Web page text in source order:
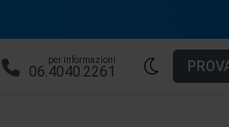
per informazioni
06.4040.2261